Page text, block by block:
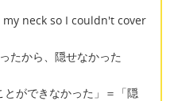
neck so I couldn't cover
たから、隠せなかった
ができなかった」＝「隠